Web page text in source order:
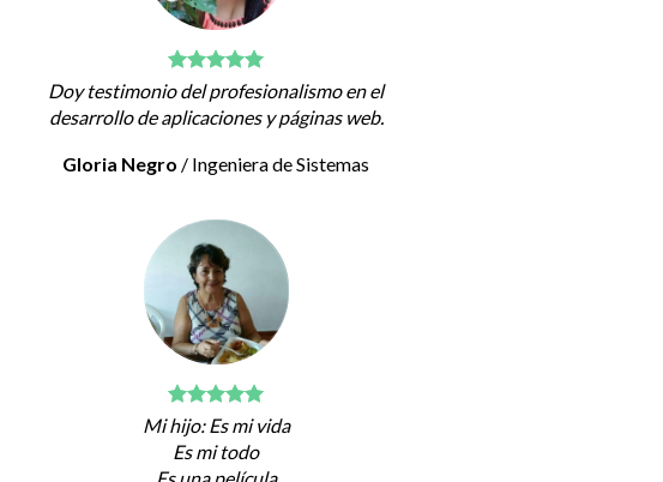
Doy testimonio del profesionalismo en el
desarrollo de aplicaciones y páginas web.
Gloria Negro / Ingeniera de Sistemas
Mi hijo: Es mi vida
Es mi todo
Es una película